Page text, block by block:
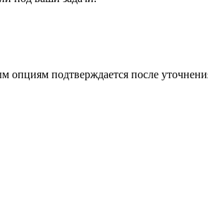
подтверждается после уточнения